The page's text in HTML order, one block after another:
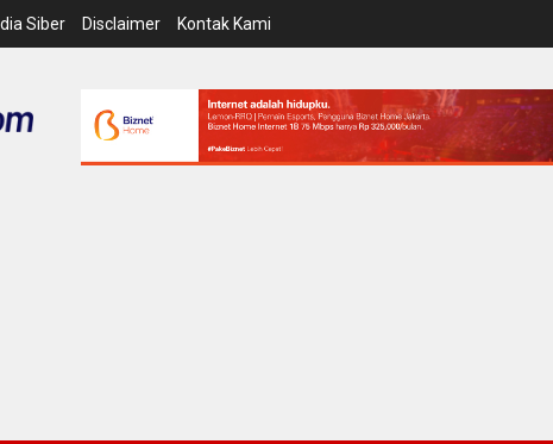
Siber Disclaimer Kontak Kami